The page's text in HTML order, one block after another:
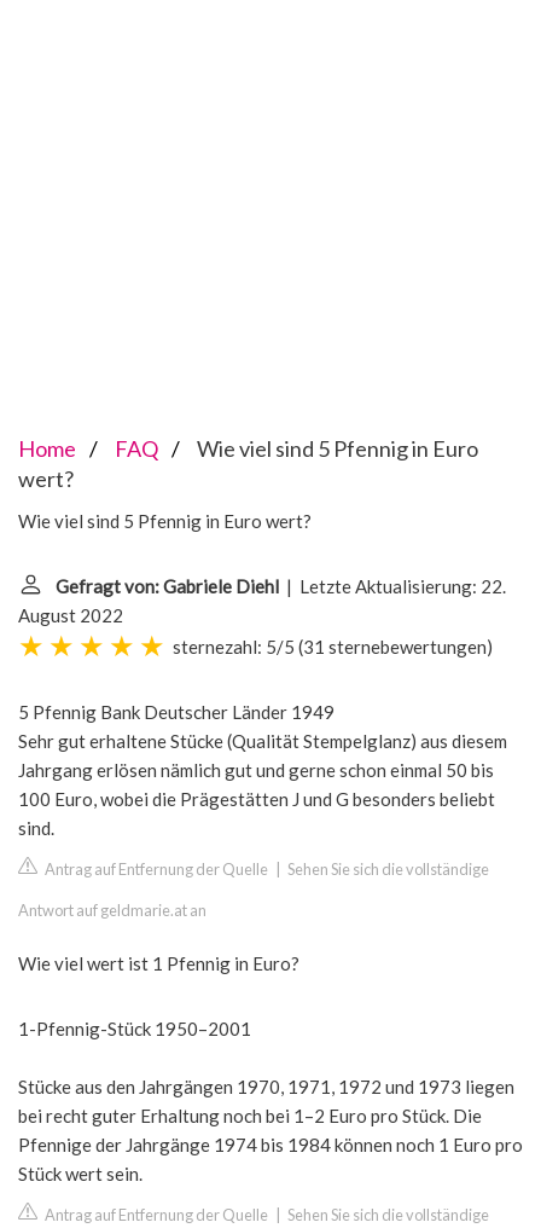
Home FAQ
Wie viel sind 5 Pfennig in Euro
wert?
Wie viel sind 5 Pfennig in Euro wert?
Gefragt von: Gabriele Diehl | Letzte Aktualisierung: 22.
August 2022
sternezahl: 5/5 (31 sternebewertungen)
5 Pfennig Bank Deutscher Länder 1949
Sehr gut erhaltene Stücke (Qualität Stempelglanz) aus diesem
Jahrgang erlösen nämlich gut und gerne schon einmal 50 bis
100 Euro, wobei die Prägestätten J und G besonders beliebt
sind.
Antrag auf Entfernung der Quelle Sehen Sie sich die vollständige
Antwort auf geldmarie.at an
Wie viel wert ist 1 Pfennig in Euro?
1-Pfennig-Stück 1950–2001
Stücke aus den Jahrgängen 1970, 1971, 1972 und 1973 liegen
bei recht guter Erhaltung noch bei 1–2 Euro pro Stück. Die
Pfennige der Jahrgänge 1974 bis 1984 können noch 1 Euro pro
Stück wert sein.
Antrag auf Entfernung der Quelle Sehen Sie sich die vollständige